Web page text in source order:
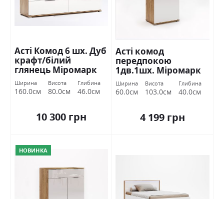
Асті Комод 6 шх. Дуб
крафт/білий
глянець Міромарк
Ширина
160.0см
Висота
80.0см
Глибина
46.0см
10 300 грн
Асті комод
передпокою
1дв.1шх. Міромарк
Ширина
60.0см
Висота
103.0см
Глибина
40.0см
4 199 грн
НОВИНКА